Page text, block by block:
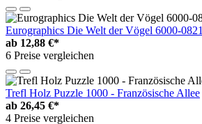
Eurographics Die Welt der Vögel 6000-0821
ab 12,88 €*
6 Preise vergleichen
Trefl Holz Puzzle 1000 - Französische Allee
ab 26,45 €*
4 Preise vergleichen